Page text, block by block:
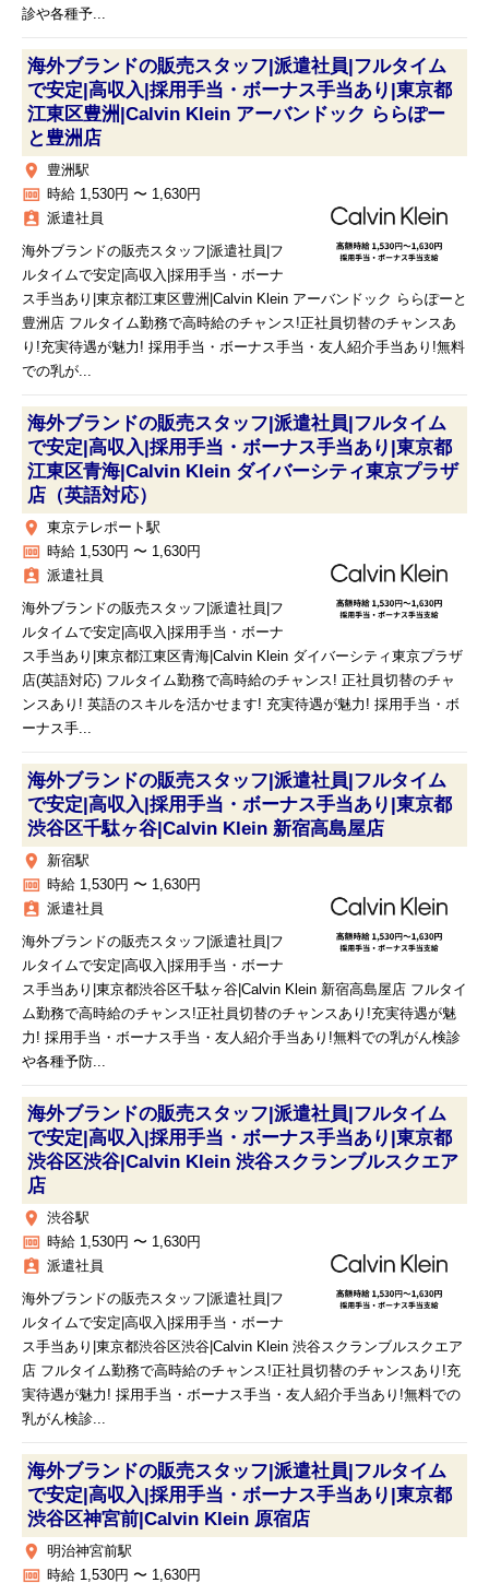
診や各種予...
海外ブランドの販売スタッフ|派遣社員|フルタイム
で安定|高収入|採用手当・ボーナス手当あり|東京都
江東区豊洲|Calvin Klein アーバンドック ららぽー
と豊洲店
place 豊洲駅
money 時給 1,530円 〜 1,630円
assignment_ind 派遣社員
海外ブランドの販売スタッフ|派遣社員|フ
ルタイムで安定|高収入|採用手当・ボーナ
ス手当あり|東京都江東区豊洲|Calvin Klein アーバンドック ららぽーと
豊洲店 フルタイム勤務で高時給のチャンス!正社員切替のチャンスあ
り!充実待遇が魅力! 採用手当・ボーナス手当・友人紹介手当あり!無料
での乳が...
海外ブランドの販売スタッフ|派遣社員|フルタイム
で安定|高収入|採用手当・ボーナス手当あり|東京都
江東区青海|Calvin Klein ダイバーシティ東京プラザ
店（英語対応）
place 東京テレポート駅
money 時給 1,530円 〜 1,630円
assignment_ind 派遣社員
海外ブランドの販売スタッフ|派遣社員|フ
ルタイムで安定|高収入|採用手当・ボーナ
ス手当あり|東京都江東区青海|Calvin Klein ダイバーシティ東京プラザ
店(英語対応) フルタイム勤務で高時給のチャンス! 正社員切替のチャ
ンスあり! 英語のスキルを活かせます! 充実待遇が魅力! 採用手当・ボ
ーナス手...
海外ブランドの販売スタッフ|派遣社員|フルタイム
で安定|高収入|採用手当・ボーナス手当あり|東京都
渋谷区千駄ヶ谷|Calvin Klein 新宿高島屋店
place 新宿駅
money 時給 1,530円 〜 1,630円
assignment_ind 派遣社員
海外ブランドの販売スタッフ|派遣社員|フ
ルタイムで安定|高収入|採用手当・ボーナ
ス手当あり|東京都渋谷区千駄ヶ谷|Calvin Klein 新宿高島屋店 フルタイ
ム勤務で高時給のチャンス!正社員切替のチャンスあり!充実待遇が魅
力! 採用手当・ボーナス手当・友人紹介手当あり!無料での乳がん検診
や各種予防...
海外ブランドの販売スタッフ|派遣社員|フルタイム
で安定|高収入|採用手当・ボーナス手当あり|東京都
渋谷区渋谷|Calvin Klein 渋谷スクランブルスクエア
店
place 渋谷駅
money 時給 1,530円 〜 1,630円
assignment_ind 派遣社員
海外ブランドの販売スタッフ|派遣社員|フ
ルタイムで安定|高収入|採用手当・ボーナ
ス手当あり|東京都渋谷区渋谷|Calvin Klein 渋谷スクランブルスクエア
店 フルタイム勤務で高時給のチャンス!正社員切替のチャンスあり!充
実待遇が魅力! 採用手当・ボーナス手当・友人紹介手当あり!無料での
乳がん検診...
海外ブランドの販売スタッフ|派遣社員|フルタイム
で安定|高収入|採用手当・ボーナス手当あり|東京都
渋谷区神宮前|Calvin Klein 原宿店
place 明治神宮前駅
money 時給 1,530円 〜 1,630円